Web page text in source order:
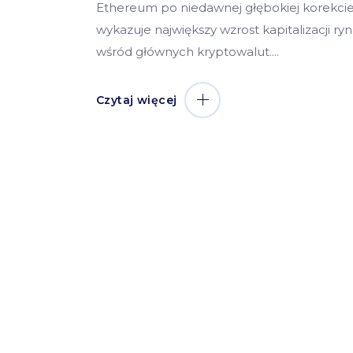
Ethereum po niedawnej głębokiej korekcie
wykazuje największy wzrost kapitalizacji
wśród głównych kryptowalut.
Czytaj więcej